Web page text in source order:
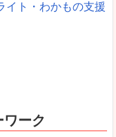
イト・わかもの支援
ーク